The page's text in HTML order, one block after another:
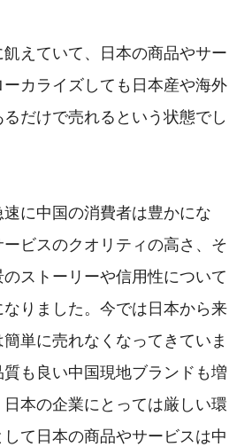
えていて、日本の商品やサー
ーカライズしても日本産や海外
だけで売れるという状態でし
速に中国の消費者は豊かにな
ービスのクオリティの高さ、そ
ストーリーや信用性について
りました。今では日本から来
単に売れなくなってきていま
も良い中国現地ブランドも増
本の企業にとっては厳しい環
て日本の商品やサービスは中